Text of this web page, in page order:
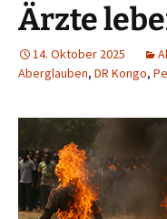
Ärzte
14. Oktober 2025
Aberglauben, DR Kongo,